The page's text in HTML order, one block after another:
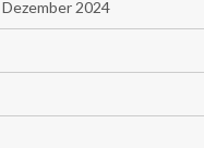
2024